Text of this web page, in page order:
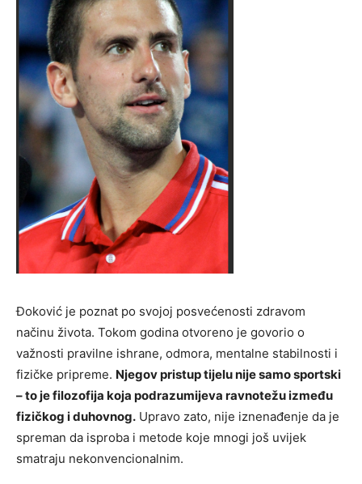
Đoković je poznat po svojoj posvećenosti zdravom
načinu života. Tokom godina otvoreno je govorio o
važnosti pravilne ishrane, odmora, mentalne stabilnosti i
fizičke pripreme. Njegov pristup tijelu nije samo sportski
– to je filozofija koja podrazumijeva ravnotežu između
fizičkog i duhovnog. Upravo zato, nije iznenađenje da je
spreman da isproba i metode koje mnogi još uvijek
smatraju nekonvencionalnim.